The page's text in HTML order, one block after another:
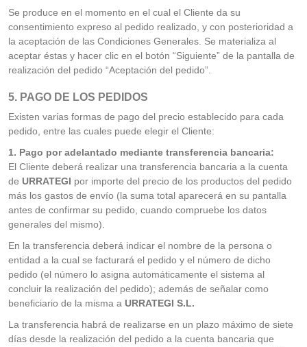
Se produce en el momento en el cual el Cliente da su
consentimiento expreso al pedido realizado, y con posterioridad a
la aceptación de las Condiciones Generales. Se materializa al
aceptar éstas y hacer clic en el botón “Siguiente” de la pantalla de
realización del pedido “Aceptación del pedido”.
5. PAGO DE LOS PEDIDOS
Existen varias formas de pago del precio establecido para cada
pedido, entre las cuales puede elegir el Cliente:
1. Pago por adelantado mediante transferencia bancaria:
El Cliente deberá realizar una transferencia bancaria a la cuenta
de URRATEGI por importe del precio de los productos del pedido
más los gastos de envío (la suma total aparecerá en su pantalla
antes de confirmar su pedido, cuando compruebe los datos
generales del mismo).
En la transferencia deberá indicar el nombre de la persona o
entidad a la cual se facturará el pedido y el número de dicho
pedido (el número lo asigna automáticamente el sistema al
concluir la realización del pedido); además de señalar como
beneficiario de la misma a URRATEGI S.L.
La transferencia habrá de realizarse en un plazo máximo de siete
días desde la realización del pedido a la cuenta bancaria que